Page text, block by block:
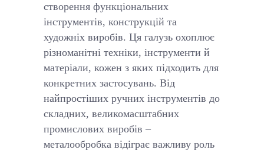
створення функціональних
інструментів, конструкцій та
художніх виробів. Ця галузь охоплює
різноманітні техніки, інструменти й
матеріали, кожен з яких підходить для
конкретних застосувань. Від
найпростіших ручних інструментів до
складних, великомасштабних
промислових виробів –
металообробка відіграє важливу роль